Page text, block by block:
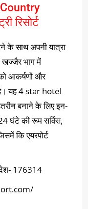
रिसोर्ट
के साथ अपनी यात्रा
भाग में
आकर्षणों और
यह 4 star hotel
बनाने के लिए इन-
घंटे की रूम सर्विस,
कि एयरपोर्ट
176314